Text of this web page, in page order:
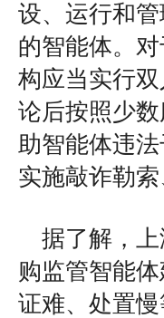
设、运行和
的智能体。
构应当实行
论后按照少
助智能体违
实施敲诈勒
据了解，
购监管智能
证难、处置